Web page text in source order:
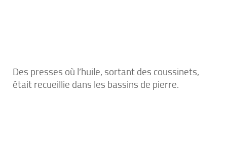
Des presses où l’huile, sortant des coussinets,
était recueillie dans les bassins de pierre.